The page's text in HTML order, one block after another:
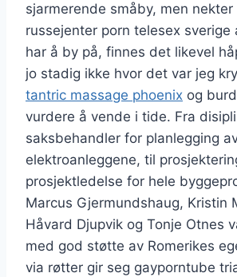
sjarmerende småby, men nekter
russejenter porn telesex sverige
har å by på, finnes det likevel
jo stadig ikke hvor det var jeg
tantric massage phoenix og
vurdere å vende i tide. Fra
saksbehandler for planlegging
elektroanleggene, til
prosjektledelse for hele
Marcus Gjermundshaug, Kristin
Håvard Djupvik og Tonje Otnes
med god støtte av Romerikes
via røtter gir seg gayporntube